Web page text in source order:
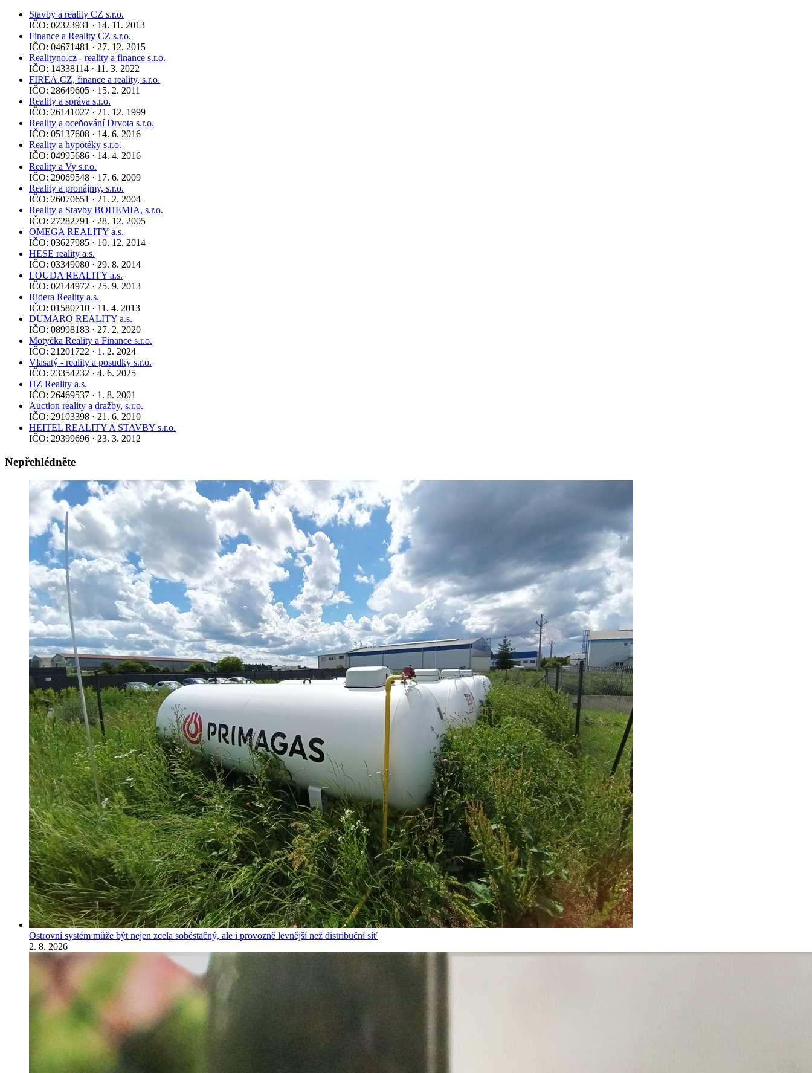
Stavby a reality CZ s.r.o.
IČO: 02323931 · 14. 11. 2013
Finance a Reality CZ s.r.o.
IČO: 04671481 · 27. 12. 2015
Realityno.cz - reality a finance s.r.o.
IČO: 14338114 · 11. 3. 2022
FIREA.CZ, finance a reality, s.r.o.
IČO: 28649605 · 15. 2. 2011
Reality a správa s.r.o.
IČO: 26141027 · 21. 12. 1999
Reality a oceňování Drvota s.r.o.
IČO: 05137608 · 14. 6. 2016
Reality a hypotéky s.r.o.
IČO: 04995686 · 14. 4. 2016
Reality a Vy s.r.o.
IČO: 29069548 · 17. 6. 2009
Reality a pronájmy, s.r.o.
IČO: 26070651 · 21. 2. 2004
Reality a Stavby BOHEMIA, s.r.o.
IČO: 27282791 · 28. 12. 2005
OMEGA REALITY a.s.
IČO: 03627985 · 10. 12. 2014
HESE reality a.s.
IČO: 03349080 · 29. 8. 2014
LOUDA REALITY a.s.
IČO: 02144972 · 25. 9. 2013
Ridera Reality a.s.
IČO: 01580710 · 11. 4. 2013
DUMARO REALITY a.s.
IČO: 08998183 · 27. 2. 2020
Motyčka Reality a Finance s.r.o.
IČO: 21201722 · 1. 2. 2024
Vlasatý - reality a posudky s.r.o.
IČO: 23354232 · 4. 6. 2025
HZ Reality a.s.
IČO: 26469537 · 1. 8. 2001
Auction reality a dražby, s.r.o.
IČO: 29103398 · 21. 6. 2010
HEITEL REALITY A STAVBY s.r.o.
IČO: 29399696 · 23. 3. 2012
Nepřehlédněte
Ostrovní systém může být nejen zcela soběstačný, ale i provozně levnější než distribuční síť
2. 8. 2026